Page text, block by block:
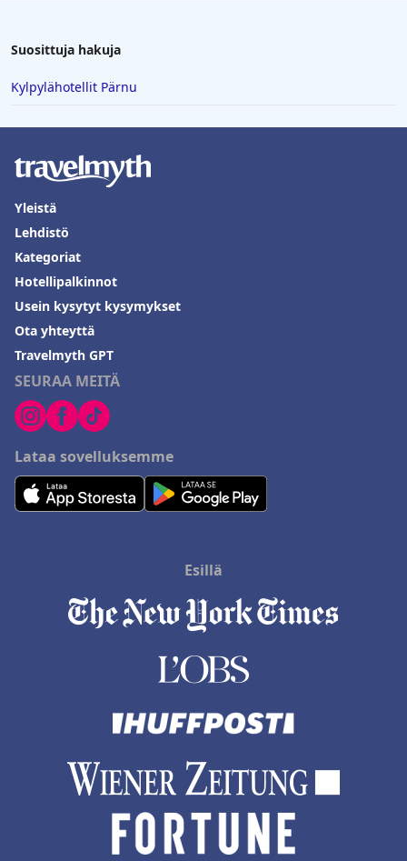
Suosittuja hakuja
Kylpylähotellit Pärnu
SEURAA MEITÄ
Lataa sovelluksemme
Yleistä
Lehdistö
Kategoriat
Hotellipalkinnot
Usein kysytyt kysymykset
Ota yhteyttä
Travelmyth GPT
Esillä